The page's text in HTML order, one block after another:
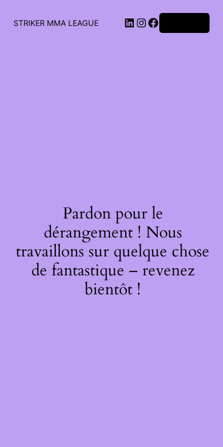
STRIKER MMA LEAGUE
Pardon pour le
dérangement ! Nous
travaillons sur quelque chose
de fantastique – revenez
bientôt !